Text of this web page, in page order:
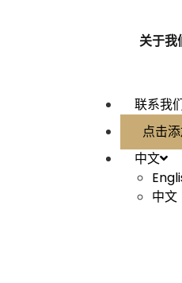
关于我
联系我
点击
中文
中文